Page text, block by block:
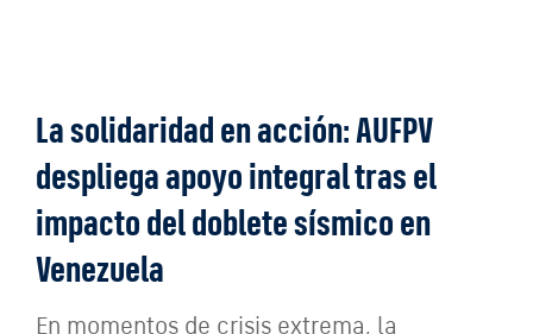
La solidaridad en acción: AUFPV
despliega apoyo integral tras el
impacto del doblete sísmico en
Venezuela
En momentos de crisis extrema, la